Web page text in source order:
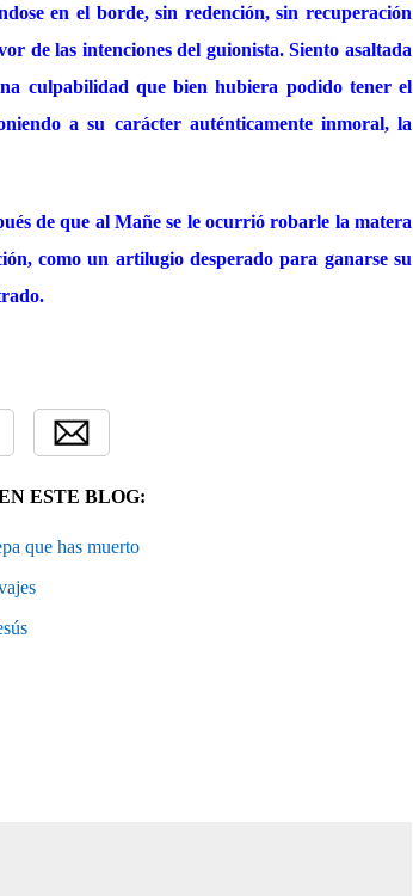
en el borde, sin redención, sin recuperación
de las intenciones del guionista. Siento asaltada
culpabilidad que bien hubiera podido tener el
a su carácter auténticamente inmoral, la
de que al Mañe se le ocurrió robarle la matera
como un artilugio desperado para ganarse su
ESTE BLOG:
que has muerto